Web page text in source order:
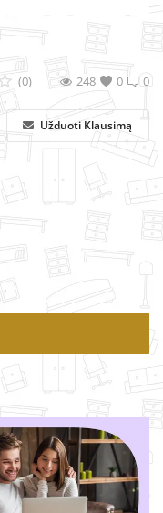
0
(0) 0
248
Užduoti Klausimą